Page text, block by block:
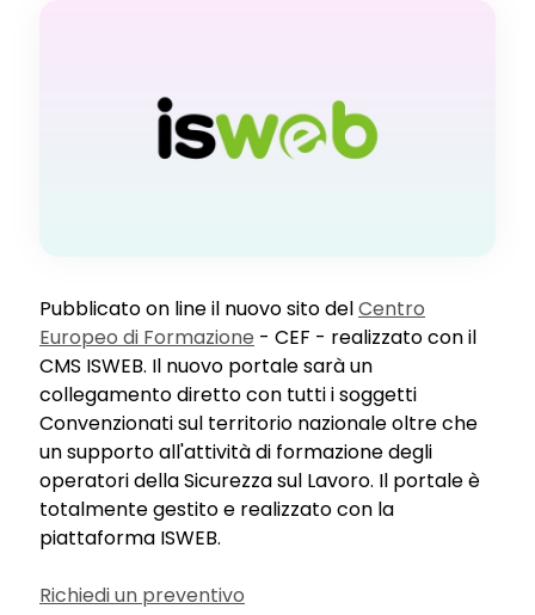
Pubblicato on line il nuovo sito delCentro
Europeo di Formazione - CEF - realizzato con il
CMS ISWEB. Il nuovo portale sarà un
collegamento diretto con tutti i soggetti
Convenzionati sul territorio nazionale oltre che
un supporto all'attività di formazione degli
operatori della Sicurezza sul Lavoro. Il portale è
totalmente gestito e realizzato con la
piattaforma ISWEB.
Richiedi un preventivo